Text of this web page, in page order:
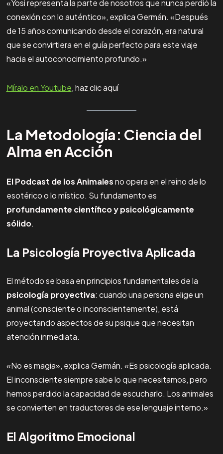
«Yosi representa la parte de nosotros que nunca perdió la
conexión con lo auténtico», explica Germán. «Después
de 15 años comunicando desde el corazón, era natural
que se convirtiera en el guía perfecto para este viaje
hacia el autoconocimiento profundo.»
Míralo en Youtube, haz clic aquí
La Metodología: Ciencia del
Alma en Acción
El Podcast de los Animalesno opera en el reino de lo
esotérico o lo místico. Su fundamento es
profundamente científico y psicológicamente
sólido.
La Psicología Proyectiva Aplicada
El método se basa en principios fundamentales de la
psicología proyectiva: cuando una persona elige un
animal (consciente o inconscientemente), está
proyectando aspectos de su psique que necesitan
atención inmediata.
«No es magia», explica Germán. «Es psicología aplicada.
El inconsciente siempre sabe lo que necesitamos, pero
hemos perdido la capacidad de escucharlo. Los animales
se convierten en traductores de ese lenguaje interno.»
El Algoritmo Emocional